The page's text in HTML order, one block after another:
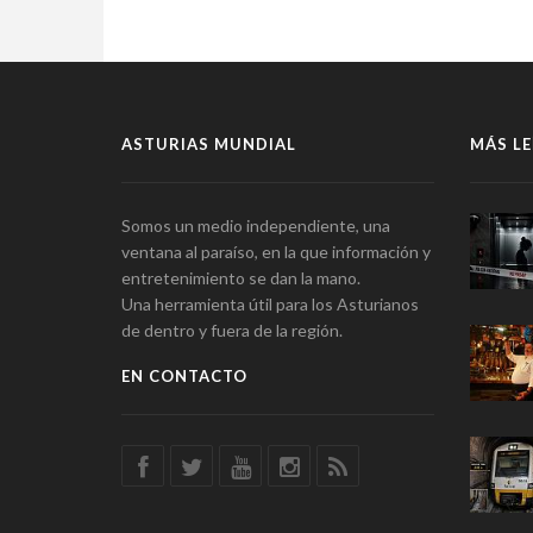
ASTURIAS MUNDIAL
Somos un medio independiente, una
ventana al paraíso, en la que información y
entretenimiento se dan la mano.
Una herramienta útil para los Asturianos
de dentro y fuera de la región.
EN CONTACTO
MÁS